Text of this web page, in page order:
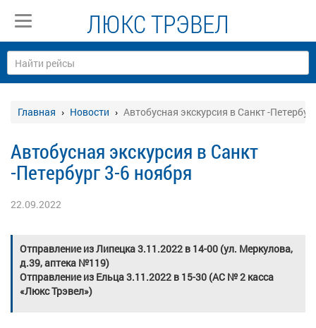
ЛЮКС ТРЭВЕЛ
Главная Новости Автобусная экскурсия в Санкт -
Автобусная экскурсия в Санкт
-Петербург 3-6 ноября
22.09.2022
Отправление из Липецка 3.11.2022 в 14-00 (ул. Меркулова,
д.39, аптека №119)
Отправление из Ельца 3.11.2022 в 15-30 (АС № 2 касса
«Люкс Трэвел»)